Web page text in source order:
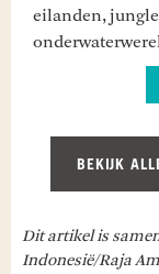
eilanden,
BEKIJK
Dit artikel is
Indonesië/Raja